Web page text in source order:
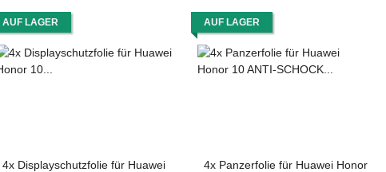
AUF LAGER
4x Displayschutzfolie für Huawei
AUF LAGER
4x Panzerfolie für Huawei Honor